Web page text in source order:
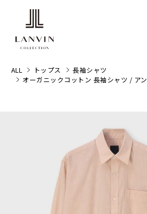
ALL トップス
長袖シャツ
オーガニックコットン 長袖シャツ / アン